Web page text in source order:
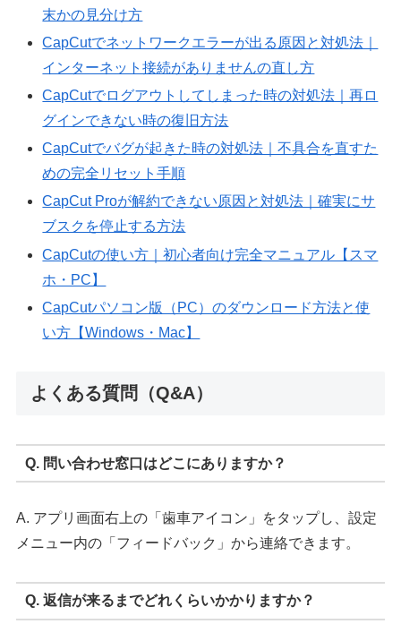
末かの見分け方
CapCutでネットワークエラーが出る原因と対処法｜
インターネット接続がありませんの直し方
CapCutでログアウトしてしまった時の対処法｜再ロ
グインできない時の復旧方法
CapCutでバグが起きた時の対処法｜不具合を直すた
めの完全リセット手順
CapCut Proが解約できない原因と対処法｜確実にサ
ブスクを停止する方法
CapCutの使い方｜初心者向け完全マニュアル【スマ
ホ・PC】
CapCutパソコン版（PC）のダウンロード方法と使
い方【Windows・Mac】
よくある質問（Q&A）
Q. 問い合わせ窓口はどこにありますか？
A. アプリ画面右上の「歯車アイコン」をタップし、設定
メニュー内の「フィードバック」から連絡できます。
Q. 返信が来るまでどれくらいかかりますか？